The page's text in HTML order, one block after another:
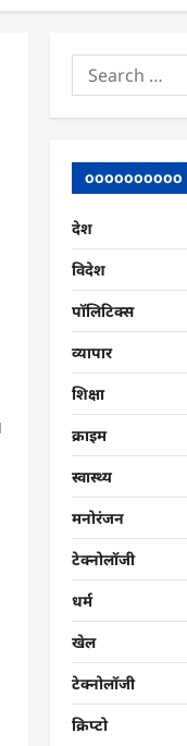
Search
for:
oooooooooo
देश
विदेश
पॉलिटिक्स
व्यापार
शिक्षा
क्राइम
स्वास्थ्य
मनोरंजन
टेक्नोलॉजी
धर्म
खेल
टेक्नोलॉजी
क्रिप्टो